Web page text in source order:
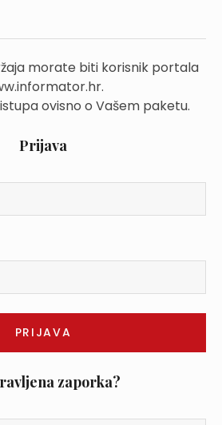
morate biti korisnik portala
ovisno o Vašem paketu.
Prijava
zaporka?